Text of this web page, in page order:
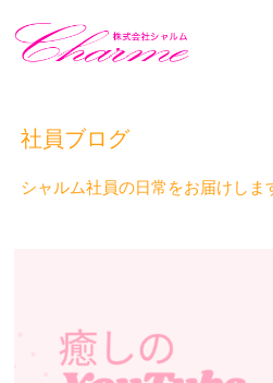
社員ブログ
シャルム社員の日常をお届けしま